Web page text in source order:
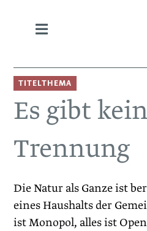
TITELTHEMA
Es gibt
Trennung
Die Natur als Ganze ist
eines Haushalts der
ist Monopol, alles ist